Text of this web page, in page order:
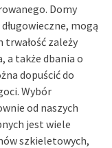
Domy
mogą
trwałość zależy
a także dbania o
dopuścić do
Wybór
od naszych
jest wiele
szkieletowych,